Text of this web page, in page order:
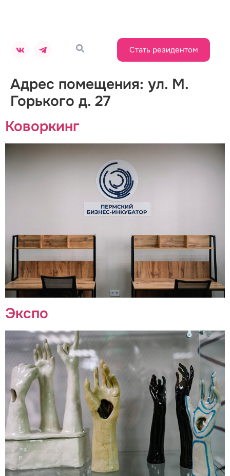
Стать резидентом
Адрес помещения: ул. М.
Горького д. 27
Коворкинг
Экспо